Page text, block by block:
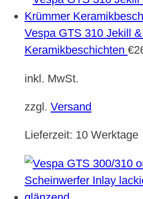
Vespa GTS 310 Jekill
Keramikbeschichten €
inkl. MwSt.
zzgl. Versand
Lieferzeit: 10 Werktage